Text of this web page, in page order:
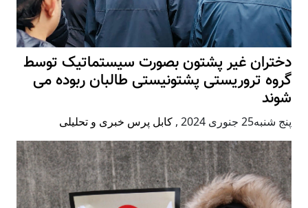
دختران غیر پشتون بصورت سیستماتیک توسط
گروه تروریستی پشتونیستی طالبان ربوده می
شوند
پنج شنبه25 جنوری 2024 , کابل پرس خبری و تحلیلی